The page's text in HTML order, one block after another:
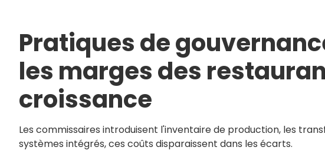
Pratiques de
les marges des
croissance
Les commissaires introduisent l'inventaire de production, les
systèmes intégrés, ces coûts disparaissent dans les écarts.